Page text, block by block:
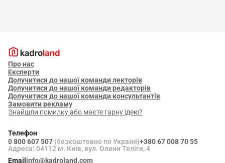
Про нас
Експерти
Долучитися до нашої команди лекторів
Долучитися до нашої команди редакторів
Долучитися до нашої команди консультантів
Замовити рекламу
Знайшли помилку або маєте гарну ідею?
Телефон
0 800 607 507 (безкоштовно по Україні)+380 67 008 70 55
Адреса: 04112 м. Київ, вул. Олени Теліги, 4
Email info@kadroland.com